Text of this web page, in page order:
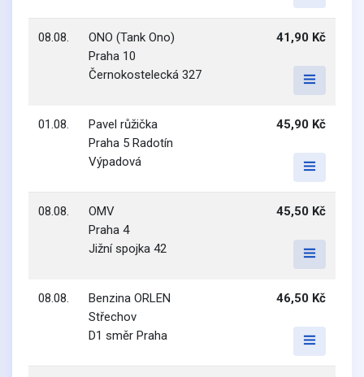
08.08.
ONO (Tank Ono)
Praha 10
Černokostelecká 327
41,90 Kč
01.08.
Pavel růžička
Praha 5 Radotín
Výpadová
45,90 Kč
08.08.
OMV
Praha 4
Jižní spojka 42
45,50 Kč
08.08.
Benzina ORLEN
Střechov
D1 směr Praha
46,50 Kč